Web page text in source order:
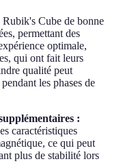
Cube de bonne
permettant des
optimale,
qui ont fait leurs
qualité peut
les phases de
:
caractéristiques
ce qui peut
plus de stabilité lors